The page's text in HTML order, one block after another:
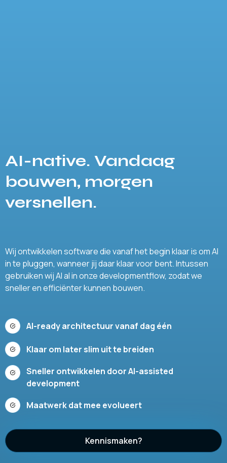
AI-native. Vandaag
bouwen, morgen
versnellen.
Wij ontwikkelen software die vanaf het begin klaar is om AI
in te pluggen, wanneer jij daar klaar voor bent. Intussen
gebruiken wij AI al in onze developmentflow, zodat we
sneller en efficiënter kunnen bouwen.
AI-ready architectuur vanaf dag één
Klaar om later slim uit te breiden
Sneller ontwikkelen door AI-assisted
development
Maatwerk dat mee evolueert
Kennismaken?